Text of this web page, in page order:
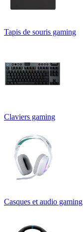
Tapis de souris gaming
Claviers gaming
Casques et audio gaming